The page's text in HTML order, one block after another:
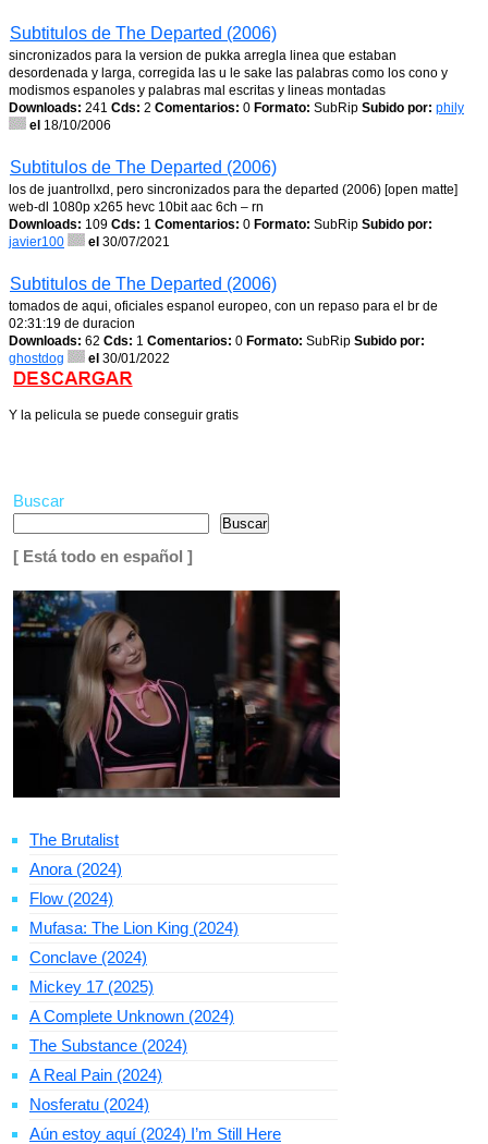
Subtitulos de The Departed (2006)
sincronizados para la version de pukka arregla linea que estaban
desordenada y larga, corregida las u le sake las palabras como los cono y
modismos espanoles y palabras mal escritas y lineas montadas
Downloads: 241 Cds: 2 Comentarios: 0 Formato: SubRip Subido por: phily
el 18/10/2006
Subtitulos de The Departed (2006)
los de juantrollxd, pero sincronizados para the departed (2006) [open matte]
web-dl 1080p x265 hevc 10bit aac 6ch – rn
Downloads: 109 Cds: 1 Comentarios: 0 Formato: SubRip Subido por:
javier100
el 30/07/2021
Subtitulos de The Departed (2006)
tomados de aqui, oficiales espanol europeo, con un repaso para el br de
02:31:19 de duracion
Downloads: 62 Cds: 1 Comentarios: 0 Formato: SubRip Subido por:
ghostdog
el 30/01/2022
Y la pelicula se puede conseguir gratis
Buscar
Buscar
[ Está todo en español ]
The Brutalist
Anora (2024)
Flow (2024)
Mufasa: The Lion King (2024)
Conclave (2024)
Mickey 17 (2025)
A Complete Unknown (2024)
The Substance (2024)
A Real Pain (2024)
Nosferatu (2024)
Aún estoy aquí (2024) I’m Still Here